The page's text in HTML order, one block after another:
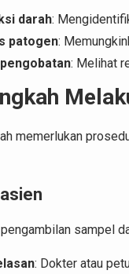
darah:
patogen:
: Melihat
memerlukan
sampel
: Dokter atau